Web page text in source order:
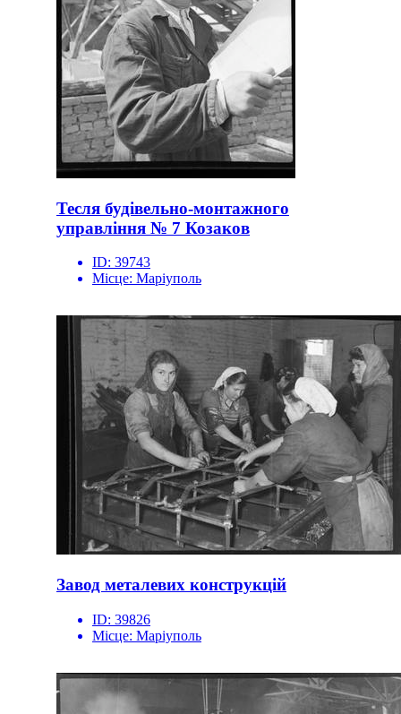
Тесля будівельно-монтажного
управління № 7 Козаков
ID: 39743
Місце: Маріуполь
Завод металевих конструкцій
ID: 39826
Місце: Маріуполь